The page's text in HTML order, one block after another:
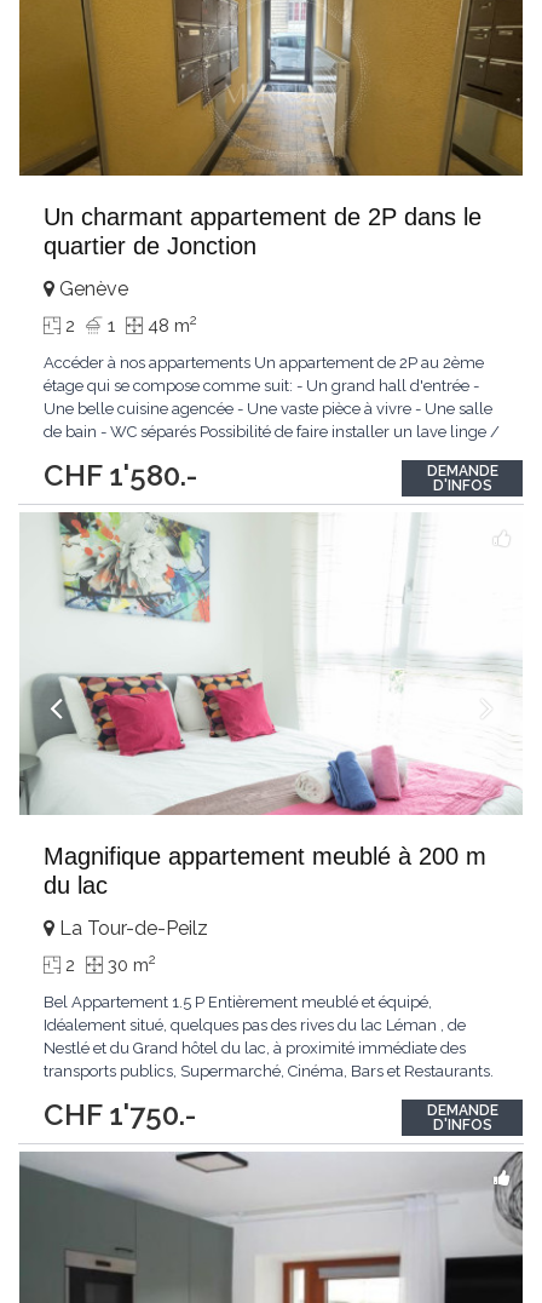
Un charmant appartement de 2P dans le
quartier de Jonction
CHF 1'580.-
Genève
2 1 48 m2
Accéder à nos appartements Un appartement de 2P au 2ème
étage qui se compose comme suit: - Un grand hall d'entrée -
Une belle cuisine agencée - Une vaste pièce à vivre - Une salle
de bain - WC séparés Possibilité de faire installer un lave linge /
contacter pour plus de renseignements, nous ferons au plaisir...
DEMANDE
D'INFOS
Magnifique appartement meublé à 200 m
du lac
CHF 1'750.-
La Tour-de-Peilz
2 30 m2
Bel Appartement 1.5 P Entièrement meublé et équipé,
Idéalement situé, quelques pas des rives du lac Léman , de
Nestlé et du Grand hôtel du lac, à proximité immédiate des
transports publics, Supermarché, Cinéma, Bars et Restaurants.
appareils de cuisine, lit double, TV, fibre optique, ascenseur.
Disposition ci dessous -...
DEMANDE
D'INFOS